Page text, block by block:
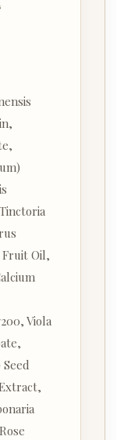
Fruit Oil,
Viola